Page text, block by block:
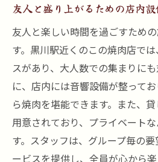
友人と盛り上がるための店内
友人と楽しい時間を過ごすため
す。黒川駅近くのこの焼肉店で
スがあり、大人数での集まりに
に、店内には音響設備が整って
ら焼肉を堪能できます。また、
用意されており、プライベート
す。スタッフは、グループ毎の
ービスを提供し、全員が心から